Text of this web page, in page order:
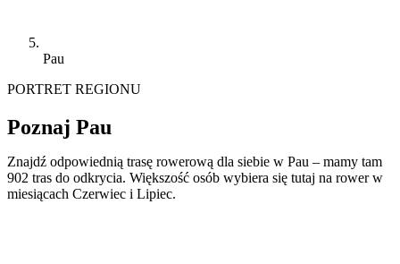
Pau
PORTRET REGIONU
Poznaj Pau
Znajdź odpowiednią trasę rowerową dla siebie w Pau – mamy tam
902 tras do odkrycia. Większość osób wybiera się tutaj na rower w
miesiącach Czerwiec i Lipiec.